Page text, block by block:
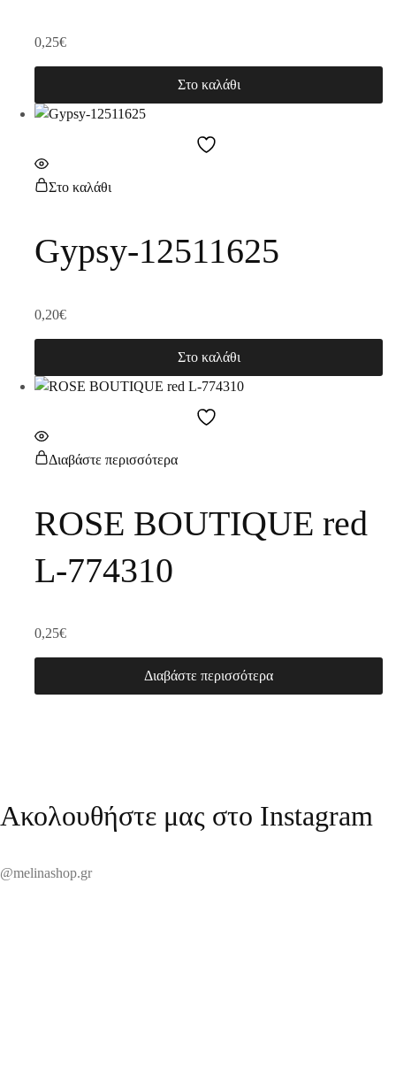
0,25€
Στο καλάθι
Στο καλάθι
Gypsy-12511625
0,20€
Στο καλάθι
Διαβάστε περισσότερα
ROSE BOUTIQUE red
L-774310
0,25€
Διαβάστε περισσότερα
Ακολουθήστε μας στο Instagram
@melinashop.gr